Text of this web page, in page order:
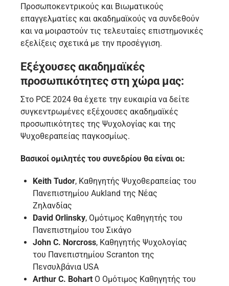
Προσωποκεντρικούς και Βιωματικούς
επαγγελματίες και ακαδημαϊκούς να συνδεθούν
και να μοιραστούν τις τελευταίες επιστημονικές
εξελίξεις σχετικά με την προσέγγιση.
Εξέχουσες ακαδημαϊκές
προσωπικότητες στη χώρα μας:
Στο PCE 2024 θα έχετε την ευκαιρία να δείτε
συγκεντρωμένες εξέχουσες ακαδημαϊκές
προσωπικότητες της Ψυχολογίας και της
Ψυχοθεραπείας παγκοσμίως.
Βασικοί ομιλητές του συνεδρίου θα είναι οι:
Keith Tudor, Καθηγητής Ψυχοθεραπείας του
Πανεπιστημίου Aukland της Νέας
Ζηλανδίας
David Orlinsky, Ομότιμος Καθηγητής του
Πανεπιστημίου του Σικάγο
John C. Norcross, Καθηγητής Ψυχολογίας
του Πανεπιστημίου Scranton της
Πενσυλβάνια USA
Arthur C. Bohart Ο Ομότιμος Καθηγητής του